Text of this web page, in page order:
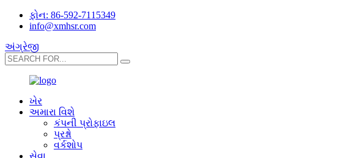
ફોન: 86-592-7115349
info@xmhsr.com
અંગ્રેજી
ખેર
અમારા વિશે
કંપની પ્રોફાઇલ
પ્રશ્નો
વર્કશોપ
સેવા